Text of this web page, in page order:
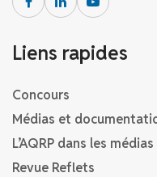
Liens rapides
Concours
Médias et
L’AQRP dans les médias
Revue Reflets